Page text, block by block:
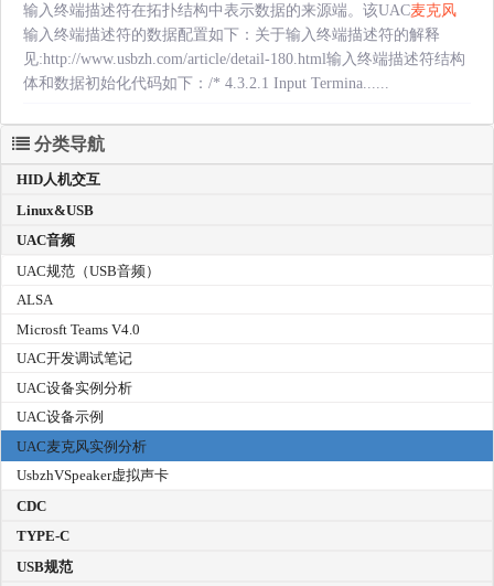
输入终端描述符在拓扑结构中表示数据的来源端。该UAC麦克风
输入终端描述符的数据配置如下：关于输入终端描述符的解释
见:http://www.usbzh.com/article/detail-180.html输入终端描述符结构
体和数据初始化代码如下：/* 4.3.2.1 Input Termina......
分类导航
HID人机交互
Linux&USB
UAC音频
UAC规范（USB音频）
ALSA
Microsft Teams V4.0
UAC开发调试笔记
UAC设备实例分析
UAC设备示例
UAC麦克风实例分析
UsbzhVSpeaker虚拟声卡
CDC
TYPE-C
USB规范